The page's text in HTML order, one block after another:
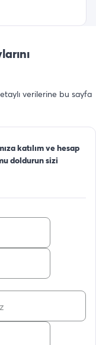
verilerine bu sayfa
katılım ve hesap
doldurun sizi